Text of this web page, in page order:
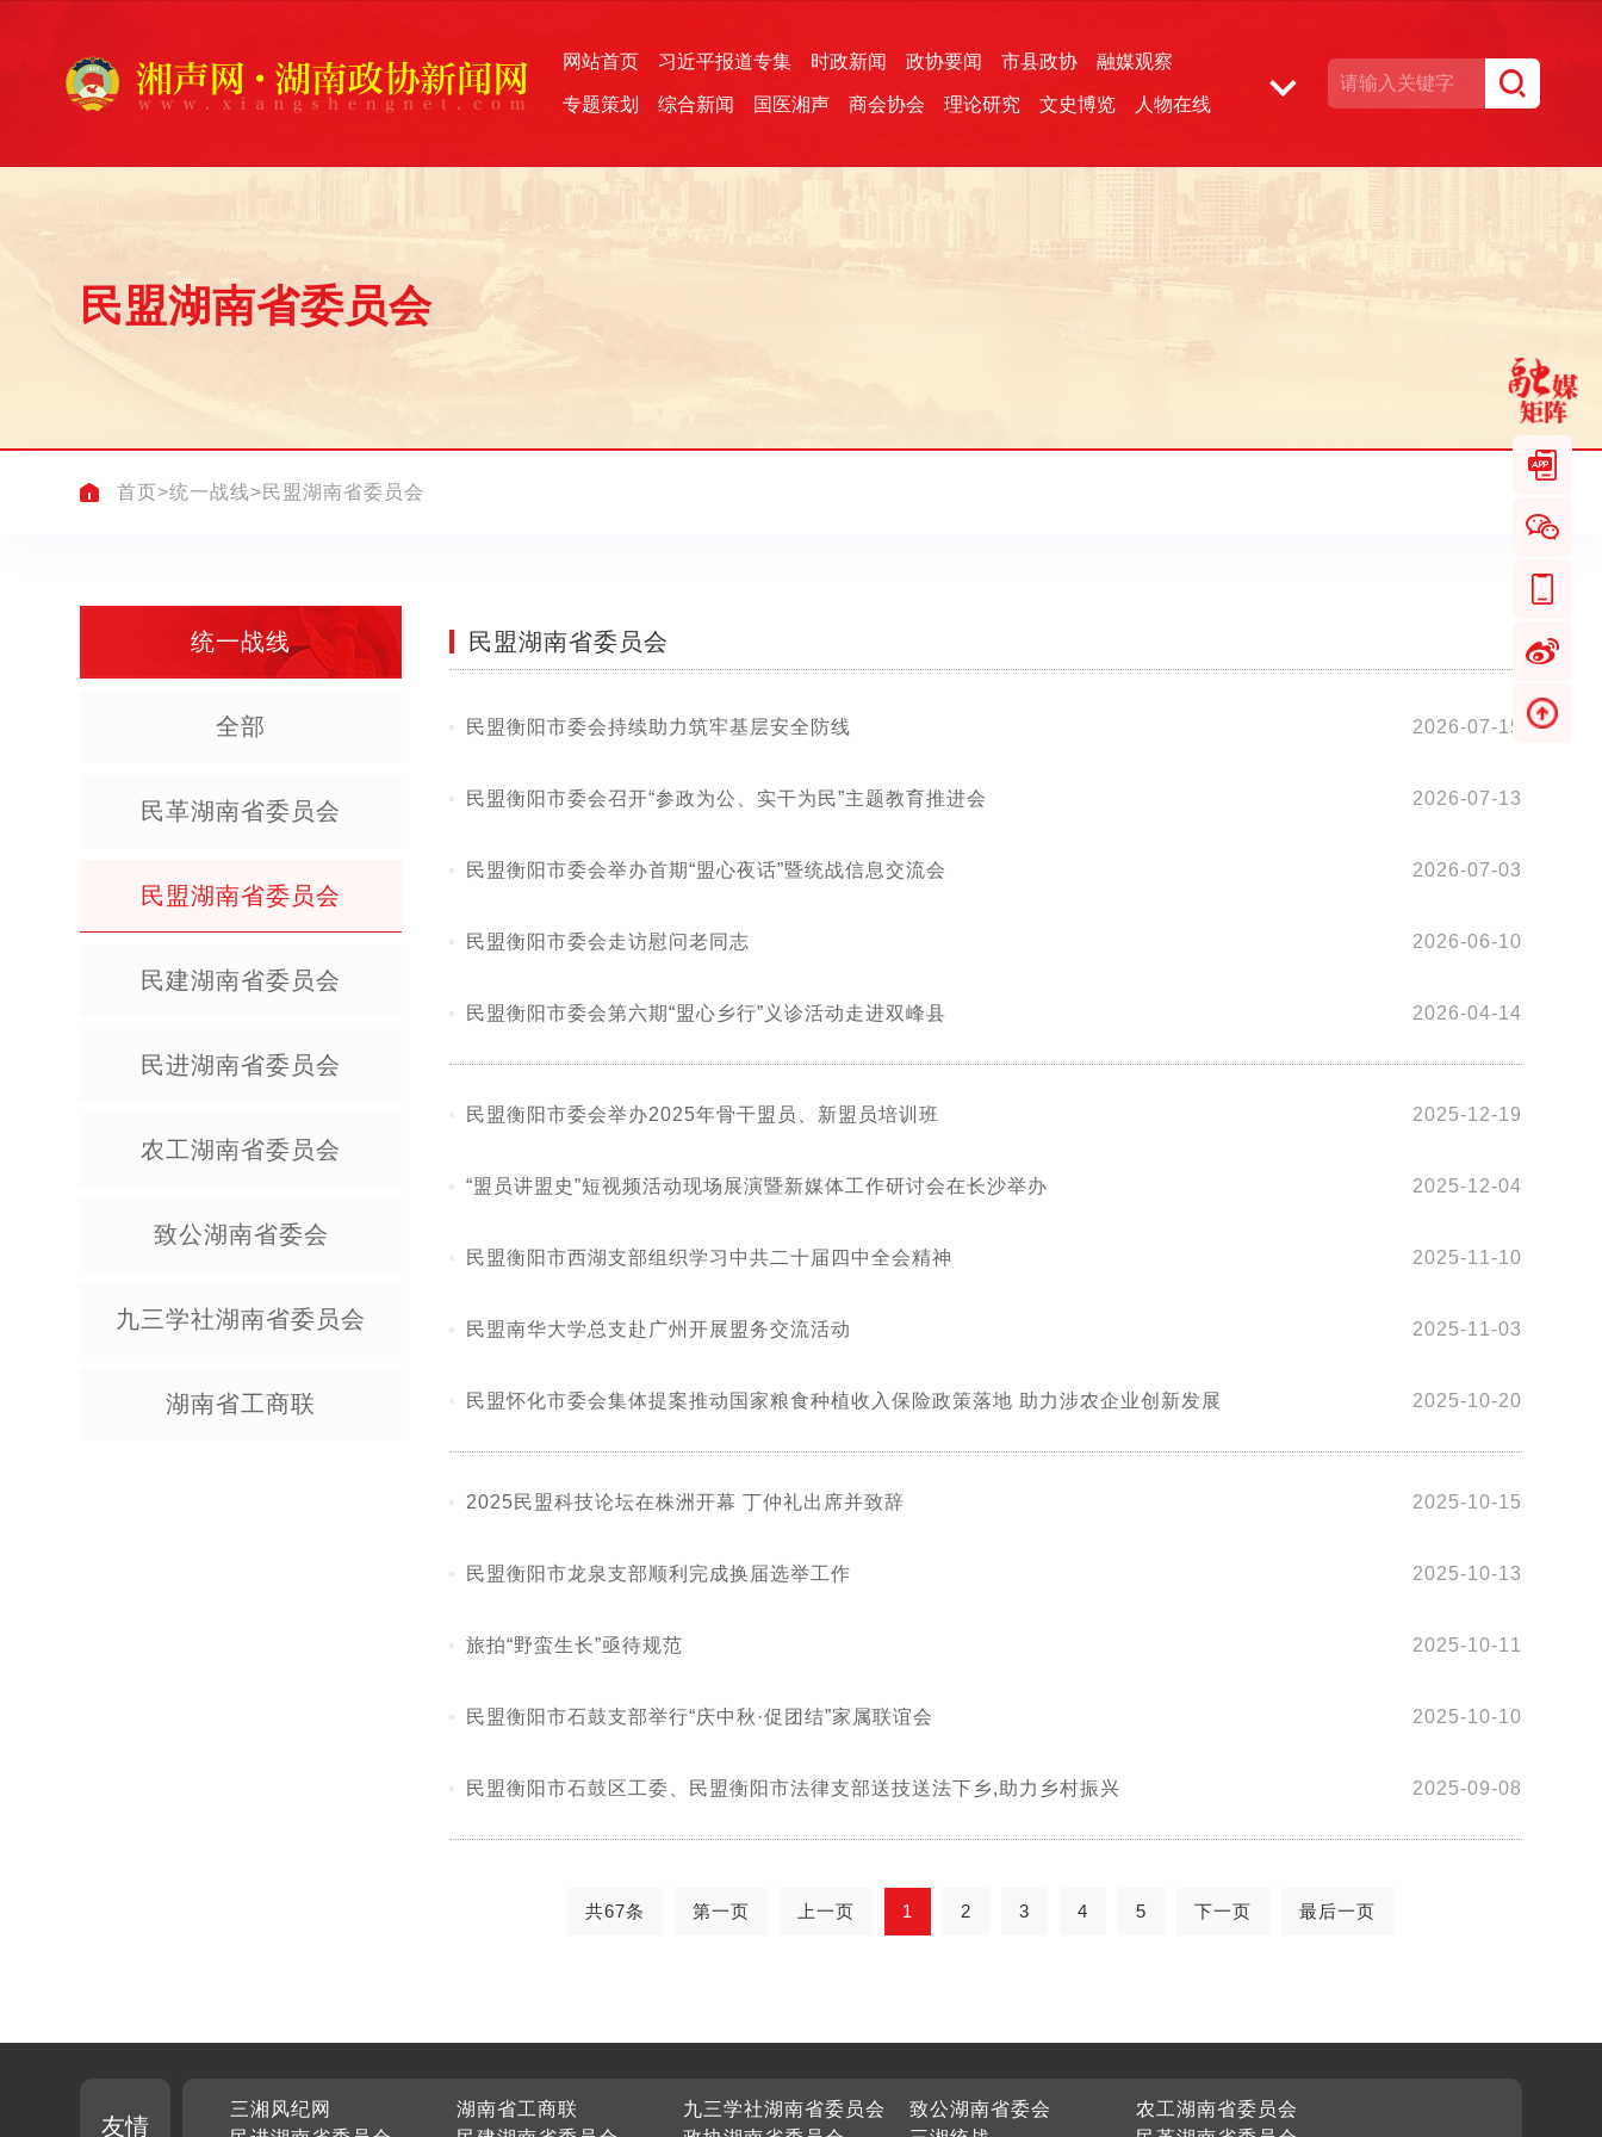
网站首页 习近平报道专集 时政新闻 政协要闻 市县政协 融媒观察
专题策划 综合新闻 国医湘声 商会协会 理论研究 文史博览 人物在线
民盟湖南省委员会
首页>统一战线>民盟湖南省委员会
统一战线
全部
民革湖南省委员会
民盟湖南省委员会
民建湖南省委员会
民进湖南省委员会
农工湖南省委员会
致公湖南省委会
九三学社湖南省委员会
湖南省工商联
民盟湖南省委员会
民盟衡阳市委会持续助力筑牢基层安全防线 2026-07-15
民盟衡阳市委会召开“参政为公、实干为民”主题教育推进会 2026-07-13
民盟衡阳市委会举办首期“盟心夜话”暨统战信息交流会 2026-07-03
民盟衡阳市委会走访慰问老同志 2026-06-10
民盟衡阳市委会第六期“盟心乡行”义诊活动走进双峰县 2026-04-14
民盟衡阳市委会举办2025年骨干盟员、新盟员培训班 2025-12-19
“盟员讲盟史”短视频活动现场展演暨新媒体工作研讨会在长沙举办 2025-12-04
民盟衡阳市西湖支部组织学习中共二十届四中全会精神 2025-11-10
民盟南华大学总支赴广州开展盟务交流活动 2025-11-03
民盟怀化市委会集体提案推动国家粮食种植收入保险政策落地 助力涉农企业创新发展 2025-10-20
2025民盟科技论坛在株洲开幕 丁仲礼出席并致辞 2025-10-15
民盟衡阳市龙泉支部顺利完成换届选举工作 2025-10-13
旅拍“野蛮生长”亟待规范 2025-10-11
民盟衡阳市石鼓支部举行“庆中秋·促团结”家属联谊会 2025-10-10
民盟衡阳市石鼓区工委、民盟衡阳市法律支部送技送法下乡,助力乡村振兴 2025-09-08
共67条 第一页 上一页 1 2 3 4 5 下一页 最后一页
友情
三湘风纪网 湖南省工商联 九三学社湖南省委员会 致公湖南省委会
农工湖南省委员会